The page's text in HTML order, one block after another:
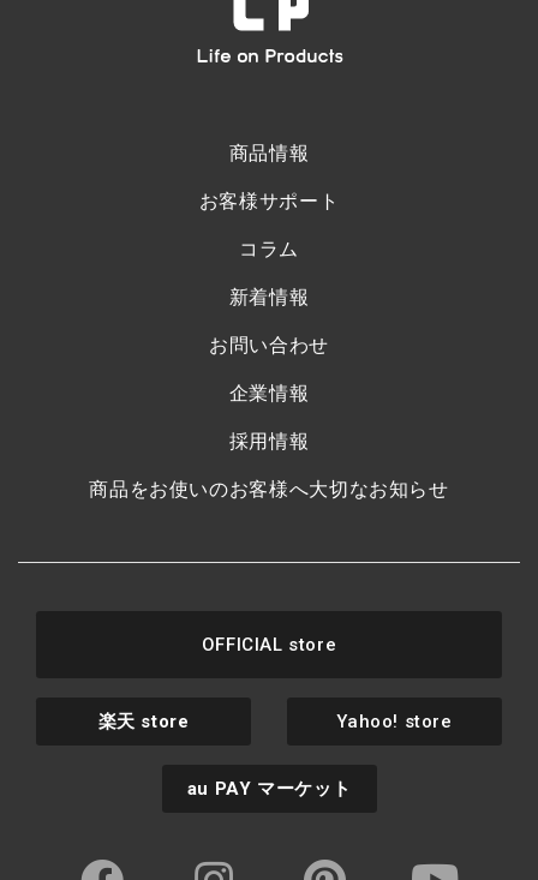
商品情報
お客様サポート
コラム
新着情報
お問い合わせ
企業情報
採用情報
商品をお使いのお客様へ大切なお知らせ
OFFICIAL store
楽天 store Yahoo! store
au PAY マーケット